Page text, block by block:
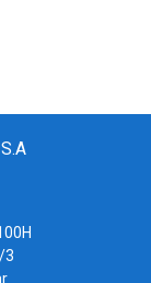
3